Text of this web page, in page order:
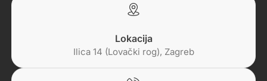
Lokacija
Ilica 14 (Lovački rog), Zagreb